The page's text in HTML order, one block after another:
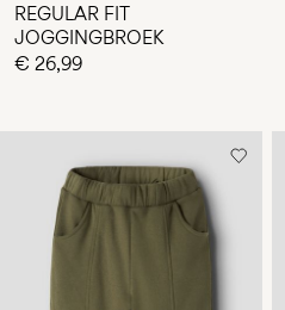
REGULAR FIT
JOGGINGBROEK
€ 26,99